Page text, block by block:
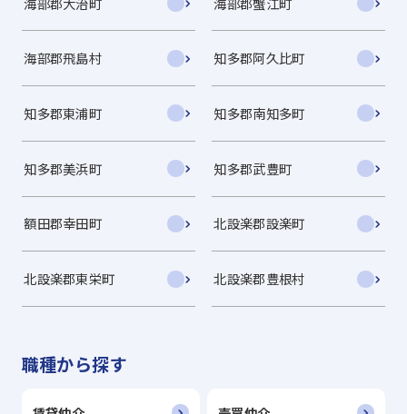
海部郡飛島村 知多郡阿久比町
知多郡東浦町 知多郡南知多町
知多郡美浜町 知多郡武豊町
額田郡幸田町 北設楽郡設楽町
北設楽郡東栄町 北設楽郡豊根村
職種から探す